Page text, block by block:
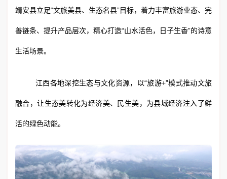
靖安县立足“文旅美县、生态名县”目标，着力丰富旅游业态、完
善链条、提升产品层次，精心打造“山水活色，日子生香”的诗意
生活场景。
江西各地深挖生态与文化资源，以“旅游+”模式推动文旅
融合，让生态美转化为经济美、民生美，为县域经济注入了鲜
活的绿色动能。